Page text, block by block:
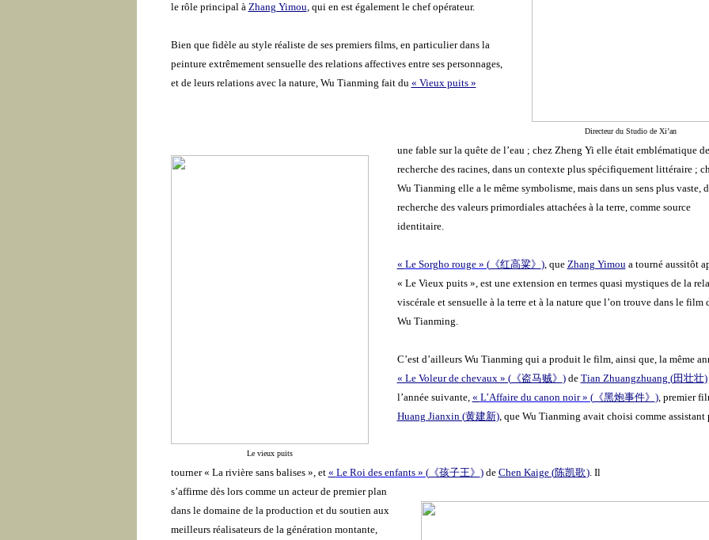
le rôle principal à Zhang Yimou, qui en est également le chef opérateur.
Bien que fidèle au style réaliste de ses premiers films, en particulier dans la
peinture extrêmement sensuelle des relations affectives entre ses personnages,
et de leurs relations avec la nature, Wu Tianming fait du « Vieux puits »
Directeur du Studio de Xi’an
Le vieux puits
une fable sur la quête de l’eau ; chez Zheng Yi elle était emblématique
recherche des racines, dans un contexte plus spécifiquement littéraire ;
Wu Tianming elle a le même symbolisme, mais dans un sens plus vaste,
recherche des valeurs primordiales attachées à la terre, comme source
identitaire.
« Le Sorgho rouge » (《红高粱》 ), que Zhang Yimoua tourné aussitôt
« Le Vieux puits », est une extension en termes quasi mystiques de la
viscérale et sensuelle à la terre et à la nature que l’on trouve dans le film
Wu Tianming.
C’est d’ailleurs Wu Tianming qui a produit le film, ainsi que, la même
« Le Voleur de chevaux » (《盗马贼》 )de Tian Zhuangzhuang (田壮壮)
l’année suivante, « L’Affaire du canon noir » (《黑炮事件》 ), premier
Huang Jianxin (黄建新), que Wu Tianming avait choisi comme assistant
tourner « La rivière sans balises », et « Le Roi des enfants » (《孩子王》 )de Chen Kaige (陈凯歌). Il
s’affirme dès lors comme un acteur de premier plan
dans le domaine de la production et du soutien aux
meilleurs réalisateurs de la génération montante,